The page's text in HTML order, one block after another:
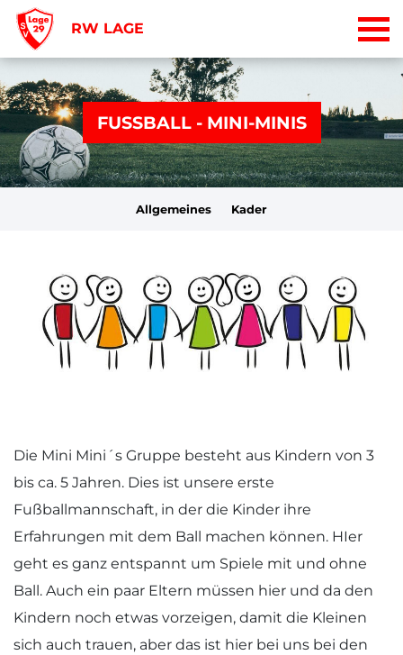
RW LAGE
FUSSBALL - MINI-MINIS
Allgemeines Kader
Die Mini Mini´s Gruppe besteht aus Kindern von 3
bis ca. 5 Jahren. Dies ist unsere erste
Fußballmannschaft, in der die Kinder ihre
Erfahrungen mit dem Ball machen können. HIer
geht es ganz entspannt um Spiele mit und ohne
Ball. Auch ein paar Eltern müssen hier und da den
Kindern noch etwas vorzeigen, damit die Kleinen
sich auch trauen, aber das ist hier bei uns bei den